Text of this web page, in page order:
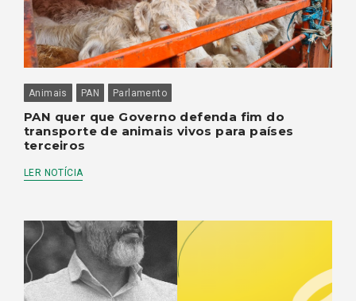
Animais PAN Parlamento
PAN quer que Governo defenda fim do
transporte de animais vivos para países
terceiros
LER NOTÍCIA